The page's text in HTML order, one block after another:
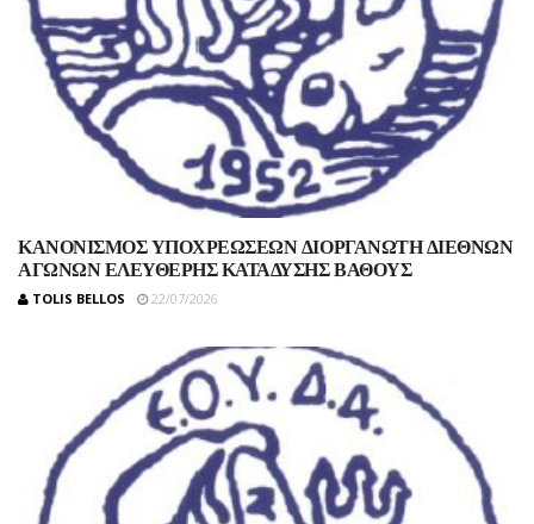
ΚΑΝΟΝΙΣΜΟΣ ΥΠΟΧΡΕΩΣΕΩΝ ΔΙΟΡΓΑΝΩΤΗ ΔΙΕΘΝΩΝ
ΑΓΩΝΩΝ ΕΛΕΥΘΕΡΗΣ ΚΑΤΑΔΥΣΗΣ ΒΑΘΟΥΣ
TOLIS BELLOS 22/07/2026